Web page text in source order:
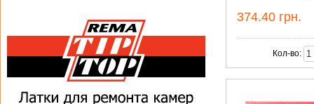
374.40 грн.
Кол-во: